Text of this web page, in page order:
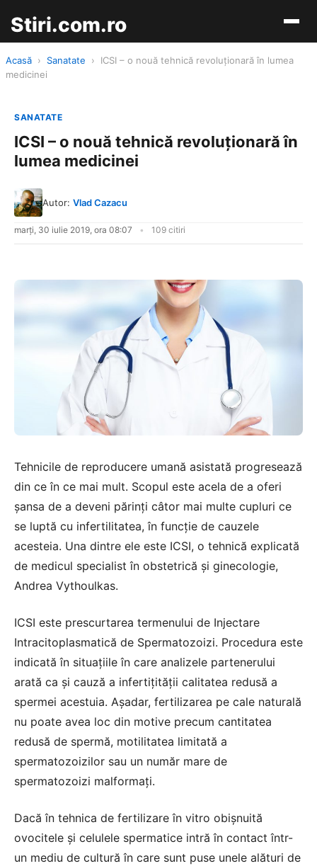
Stiri.com.ro
Acasă › Sanatate ›
ICSI – o nouă tehnică revoluționară în lumea
medicinei
SANATATE
ICSI – o nouă tehnică revoluționară în
lumea medicinei
Autor: Vlad Cazacu
marți, 30 iulie 2019, ora 08:07 109 citiri
Tehnicile de reproducere umană asistată progresează
din ce în ce mai mult. Scopul este acela de a oferi
șansa de a deveni părinți câtor mai multe cupluri ce
se luptă cu infertilitatea, în funcție de cauzele
acesteia. Una dintre ele este ICSI, o tehnică explicată
de medicul specialist în obstetrică și ginecologie,
Andrea Vythoulkas.
ICSI este prescurtarea termenului de Injectare
Intracitoplasmatică de Spermatozoizi. Procedura este
indicată în situațiile în care analizele partenerului
arată ca și cauză a infertițității calitatea redusă a
spermei acestuia. Așadar, fertilizarea pe cale naturală
nu poate avea loc din motive precum cantitatea
redusă de spermă, motilitatea limitată a
spermatozoizilor sau un număr mare de
spermatozoizi malformați.
Dacă în tehnica de fertilizare în vitro obișnuită
ovocitele și celulele spermatice intră în contact într-
un mediu de cultură în care sunt puse unele alături de